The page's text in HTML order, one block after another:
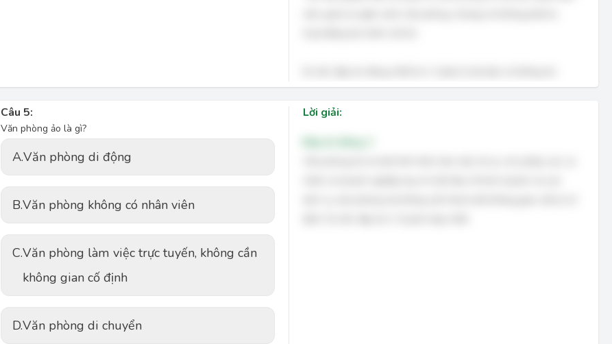
Câu 5:
Văn phòng ảo là gì?
A.Văn phòng di động
B.Văn phòng không có nhân viên
C.Văn phòng làm việc trực tuyến, không cần
không gian cố định
D.Văn phòng di chuyển
Lời giải: